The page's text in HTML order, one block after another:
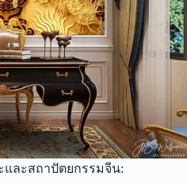
และสถาปัตยกรรมจีน: